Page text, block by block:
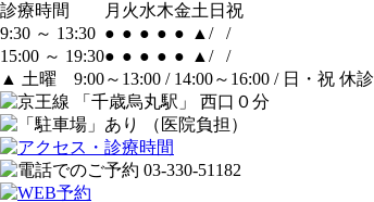
診療時間 月 火水木金土 日 祝
9:30 ～ 13:30 ● ● ● ● ● ▲ /
/
15:00 ～ 19:30● ● ● ● ● ▲ /
/
▲ 土曜 9:00～13:00 / 14:00～16:00 / 日・祝 休診